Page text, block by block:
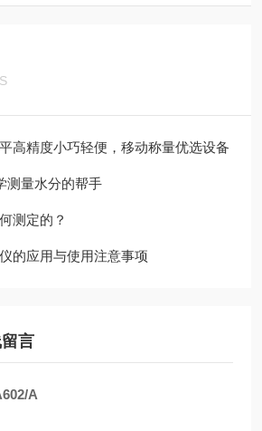
高精度小巧轻便，移动称量优选设备
测量水分的帮手
测定的？
的应用与使用注意事项
言
A